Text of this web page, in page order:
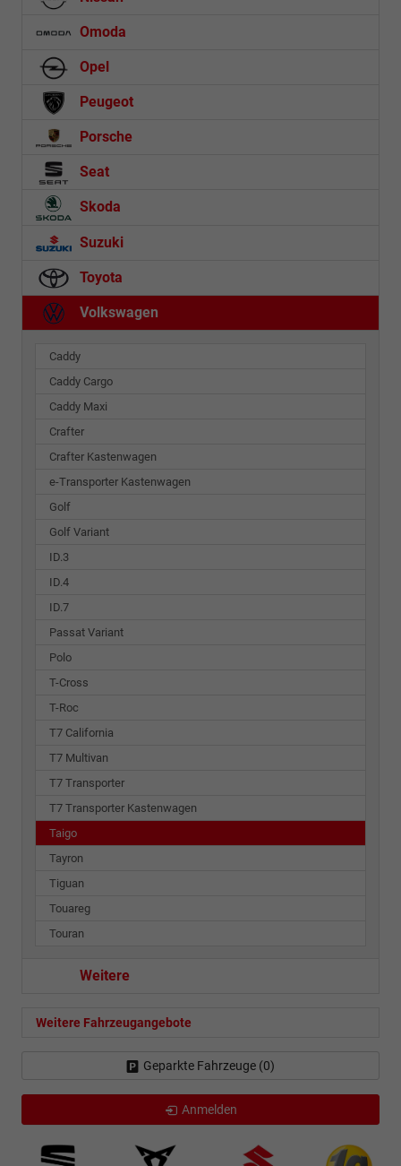
Omoda
Opel
Peugeot
Porsche
Seat
Skoda
Suzuki
Toyota
Volkswagen
Caddy
Caddy Cargo
Caddy Maxi
Crafter
Crafter Kastenwagen
e-Transporter Kastenwagen
Golf
Golf Variant
ID.3
ID.4
ID.7
Passat Variant
Polo
T-Cross
T-Roc
T7 California
T7 Multivan
T7 Transporter
T7 Transporter Kastenwagen
Taigo
Tayron
Tiguan
Touareg
Touran
Weitere
Weitere Fahrzeugangebote
Geparkte Fahrzeuge (0)
Anmelden